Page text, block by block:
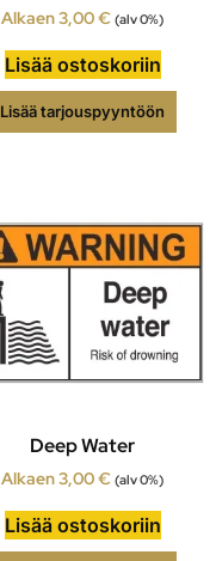
Alkaen3,00€ (alv 0%)
Lisää ostoskoriin
Lisää tarjouspyyntöön
Deep Water
Alkaen3,00€ (alv 0%)
Lisää ostoskoriin